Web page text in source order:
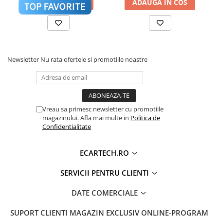
Aparate de lipit si capsat
Masini de polisat
Aeroterme
Dezumidificatoare
Boxe & Subwoofer Auto
Difuzore Auto
Boxe portabile
pentru Bass, Treble și Loudness.
Sistem Activ de Răcire (Cooling
Fan)
ADAUGA IN COS ADAUGA IN COS
Newsletter Nu rata ofertele si promotiile noastre
Vreau sa primesc newsletter cu promotiile
magazinului. Afla mai multe in Politica de
Confidentialitate
ECARTECH.RO
SERVICII PENTRU CLIENTI
DATE COMERCIALE
SUPORT CLIENTI MAGAZIN EXCLUSIV ONLINE-PROGRAM